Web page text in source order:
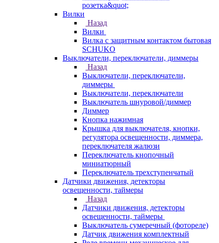
розетка&quot;
Вилки
Назад
Вилки
Вилка с защитным контактом бытовая
SCHUKO
Выключатели, переключатели, диммеры
Назад
Выключатели, переключатели,
диммеры
Выключатели, переключатели
Выключатель шнуровой/диммер
Диммер
Кнопка нажимная
Крышка для выключателя, кнопки,
регулятора освещенности, диммера,
переключателя жалюзи
Переключатель кнопочный
миниатюрный
Переключатель трехступенчатый
Датчики движения, детекторы
освещенности, таймеры
Назад
Датчики движения, детекторы
освещенности, таймеры
Выключатель сумеречный (фотореле)
Датчик движения комплектный